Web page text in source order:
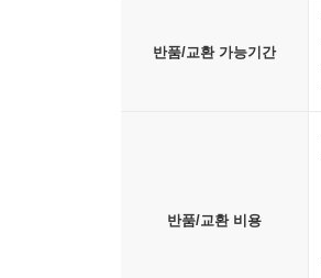
반품/교환 가능기간
반품/교환 비용